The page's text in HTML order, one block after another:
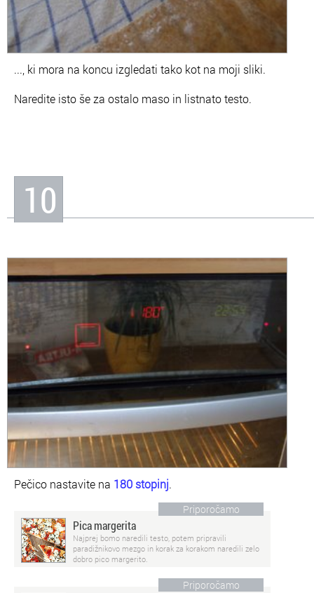
..., ki mora na koncu izgledati tako kot na moji sliki.
Naredite isto še za ostalo maso in listnato testo.
10
Pečico nastavite na 180 stopinj.
Priporočamo
Pica margerita
Najprej bomo naredili testo, potem pripravili
paradižnikovo mezgo in korak za korakom naredili zelo
dobro pico margerito.
Priporočamo